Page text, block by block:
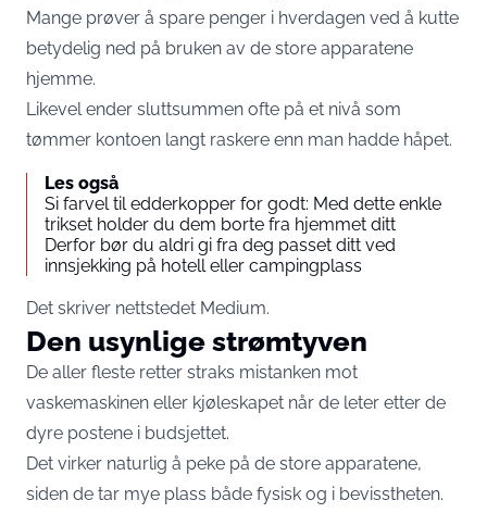
Mange prøver å spare penger i hverdagen ved å kutte
betydelig ned på bruken av de store apparatene
hjemme.
Likevel ender sluttsummen ofte på et nivå som
tømmer kontoen langt raskere enn man hadde håpet.
Les også
Si farvel til edderkopper for godt: Med dette enkle
trikset holder du dem borte fra hjemmet ditt
Derfor bør du aldri gi fra deg passet ditt ved
innsjekking på hotell eller campingplass
Det skriver nettstedet Medium.
Den usynlige strømtyven
De aller fleste retter straks mistanken mot
vaskemaskinen eller kjøleskapet når de leter etter de
dyre postene i budsjettet.
Det virker naturlig å peke på de store apparatene,
siden de tar mye plass både fysisk og i bevisstheten.